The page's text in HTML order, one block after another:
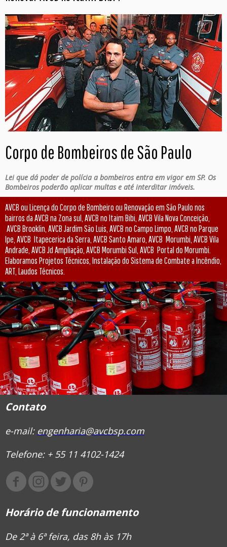
Corpo de Bombeiros de São Paulo
Lei que dá poder de polícia a bombeiros entra em vigor em SP. Os
Bombeiros poderão aplicar multas e até interditar imóveis.
AVCB ou Licença do Corpo de Bombeiro ou Renovação em São Paulo nos
bairros da AVCB na Zona sul, AVCB no Itaim Bibi, AVCB Vila Nova Conceição,
AVCB Brooklin, AVCB Jardim São Luis, AVCB no Campo Limpo, AVCB no Parque
Ipe, AVCB Itapecerica da Serra, AVCB Santo Amaro, AVCB Morumbi, AVCB Vila
Andrade, AVCB Jd Ampliação, AVCB Morumbi Sul, AVCB Portal do Morumbi.
Elaboramos Projetos Técnicos, Instalação do Sistema de Combate a Incêndio,
ART, Laudos Técnicos.
Contato
e-mail: engenharia@avcbsp.com
Telefone: + 55 11 4102-1424
Horário de funcionamento
De 2ª à 6ª feira, das 8h às 17h